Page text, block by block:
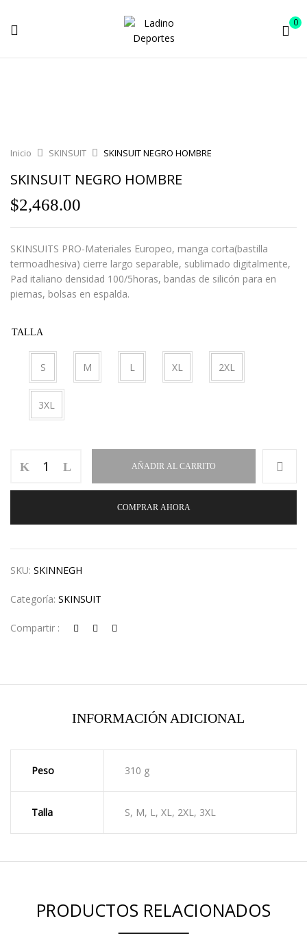
0
Inicio SKINSUIT SKINSUIT NEGRO HOMBRE
SKINSUIT NEGRO HOMBRE
$2,468.00
SKINSUITS PRO-Materiales Europeo, manga corta(bastilla
termoadhesiva) cierre largo separable, sublimado digitalmente,
Pad italiano densidad 100/5horas, bandas de silicón para en
piernas, bolsas en espalda.
TALLA
S M L XL 2XL
3XL
AÑADIR AL CARRITO
COMPRAR AHORA
SKU: SKINNEGH
Categoría: SKINSUIT
Compartir :
INFORMACIÓN ADICIONAL
Peso 310 g
Talla S, M, L, XL, 2XL, 3XL
PRODUCTOS RELACIONADOS